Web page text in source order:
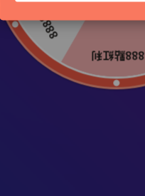
All Rights Reserved.